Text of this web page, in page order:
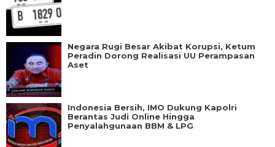
Negara Rugi Besar Akibat Korupsi, Ketum
Peradin Dorong Realisasi UU Perampasan
Aset
Indonesia Bersih, IMO Dukung Kapolri
Berantas Judi Online Hingga
Penyalahgunaan BBM & LPG